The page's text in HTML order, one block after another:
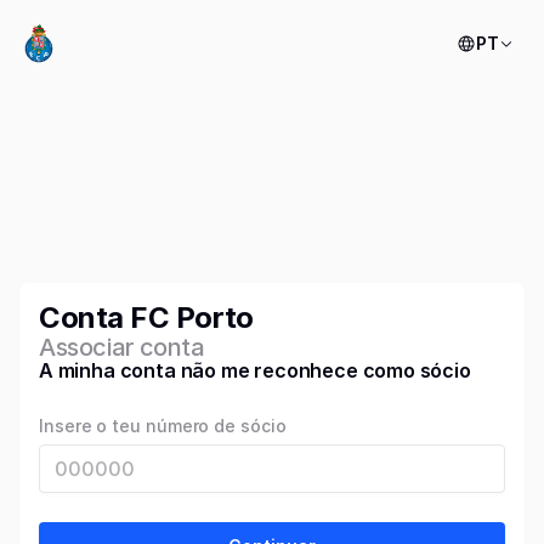
PT
Conta FC Porto
Associar conta
A minha conta não me reconhece como sócio
Insere o teu número de sócio